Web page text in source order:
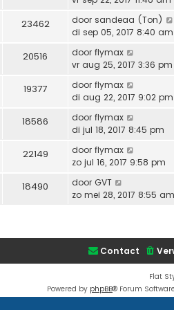
23462 door sandeaa (Ton)
di sep 05, 2017 8:40 am
20516 door flymax
vr aug 25, 2017 3:36 pm
19377 door flymax
di aug 22, 2017 9:02 pm
18586 door flymax
di jul 18, 2017 8:45 pm
22149 door flymax
zo jul 16, 2017 9:58 pm
18490 door GVT
zo mei 28, 2017 8:55 am
Contact
Flat
Powered by phpBB® Forum